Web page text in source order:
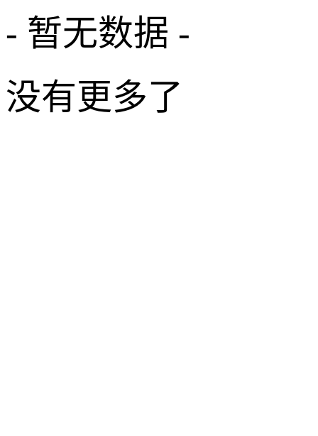
- 暂无数据 -
没有更多了